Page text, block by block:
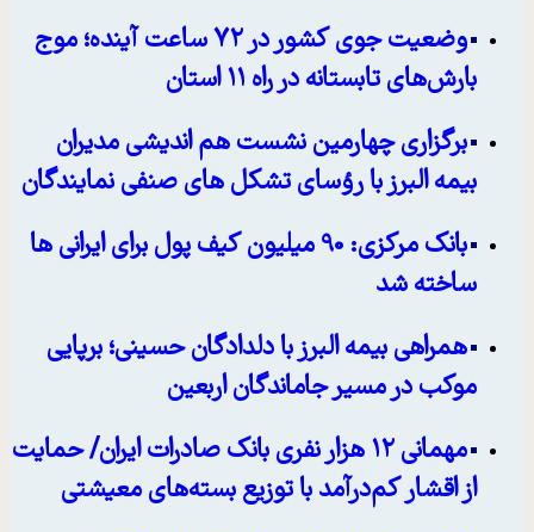
وضعیت جوی کشور در ۷۲ ساعت آینده؛ موج
بارش‌های تابستانه در راه ۱۱ استان
برگزاری چهارمین نشست هم اندیشی مدیران
بیمه البرز با رؤسای تشکل های صنفی نمایندگان
بانک مرکزی: 90 میلیون کیف پول برای ایرانی ها
ساخته شد
همراهی بیمه البرز با دلدادگان حسینی؛ برپایی
موکب در مسیر جاماندگان اربعین
مهمانی ۱۲ هزار نفری بانک صادرات ایران/ حمایت
از اقشار کم‌درآمد با توزیع بسته‌های معیشتی